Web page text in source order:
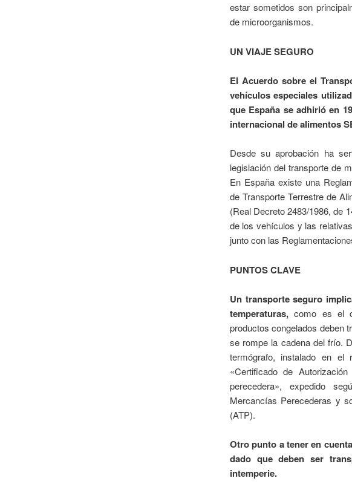
estar sometidos son
de microorganismos.
UN VIAJE SEGURO
El Acuerdo sobre el
vehículos especiales
que España se adhirió en
internacional de alimentos
Desde su aprobación ha
legislación del transporte de
En España existe una
de Transporte Terrestre de
(Real Decreto 2483/1986, de
de los vehículos y las
junto con las
PUNTOS CLAVE
Un transporte seguro
temperaturas,como es el
productos congelados deben
se rompe la cadena del frío.
termógrafo, instalado en el
«Certificado de
perecedera», expedido
Mercancías Perecederas y
(ATP).
Otro punto a tener en
dado que deben ser
intemperie.